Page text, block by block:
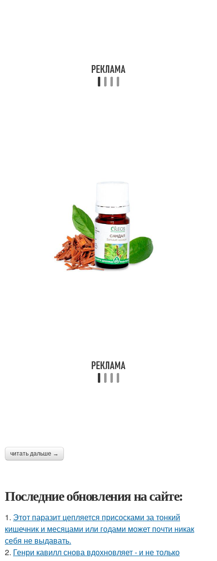
читать дальше →
Последние обновления на сайте:
1. Этот паразит цепляется присосками за тонкий
кишечник и месяцами или годами может почти никак
себя не выдавать.
2. Генри кавилл снова вдохновляет - и не только